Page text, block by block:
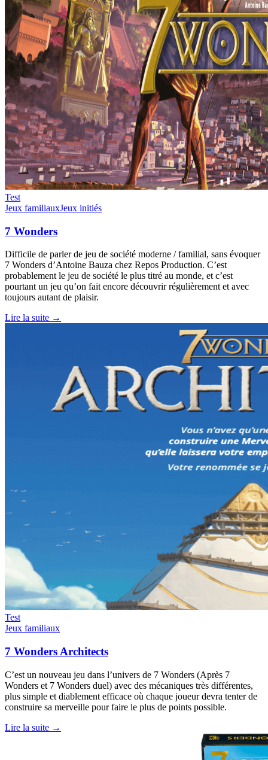
Test
Jeux familiauxJeux initiés
7 Wonders
Difficile de parler de jeu de société moderne / familial, sans évoquer
7 Wonders d’Antoine Bauza chez Repos Production. C’est
probablement le jeu de société le plus titré au monde, et c’est
pourtant un jeu qu’on fait encore découvrir régulièrement et avec
toujours autant de plaisir.
Lire la suite →
Test
Jeux familiaux
7 Wonders Architects
C’est un nouveau jeu dans l’univers de 7 Wonders (Après 7
Wonders et 7 Wonders duel) avec des mécaniques très différentes,
plus simple et diablement efficace où chaque joueur devra tenter de
construire sa merveille pour faire le plus de points possible.
Lire la suite →